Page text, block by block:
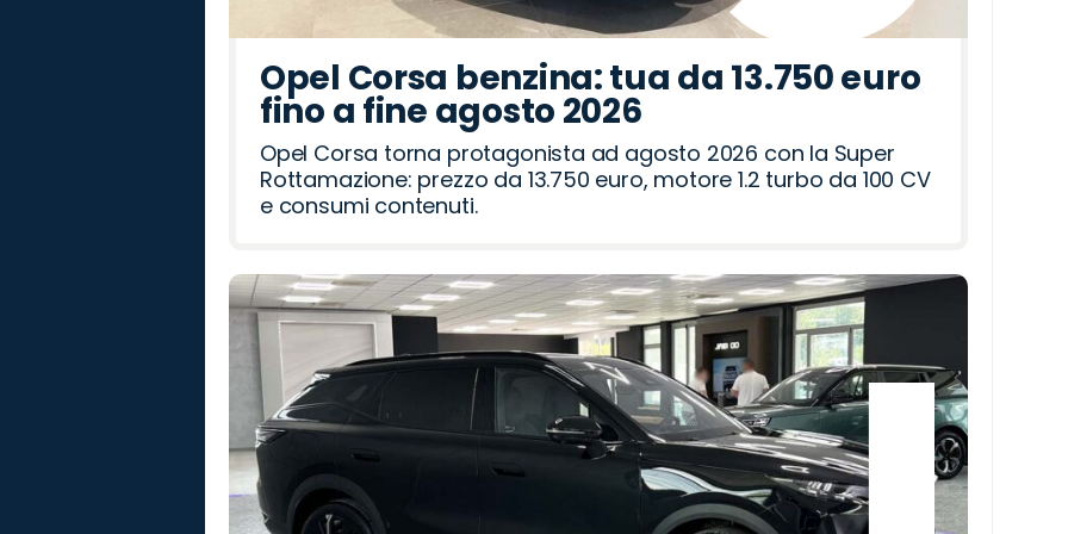
Opel Corsa benzina: tua da 13.750 euro
fino a fine agosto 2026
Opel Corsa torna protagonista ad agosto 2026 con la Super
Rottamazione: prezzo da 13.750 euro, motore 1.2 turbo da 100 CV
e consumi contenuti.